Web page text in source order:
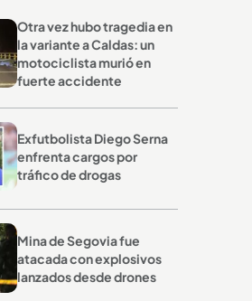
Otra vez hubo tragedia en
la variante a Caldas: un
motociclista murió en
fuerte accidente
Exfutbolista Diego Serna
enfrenta cargos por
tráfico de drogas
Mina de Segovia fue
atacada con explosivos
lanzados desde drones